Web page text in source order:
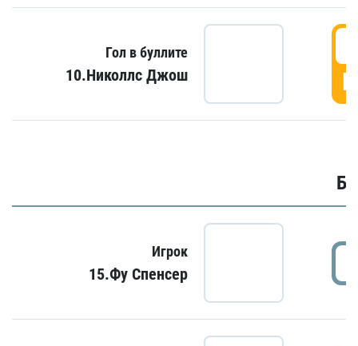
Гол в буллите
10.Николлс Джош
Игрок
15.Фу Спенсер